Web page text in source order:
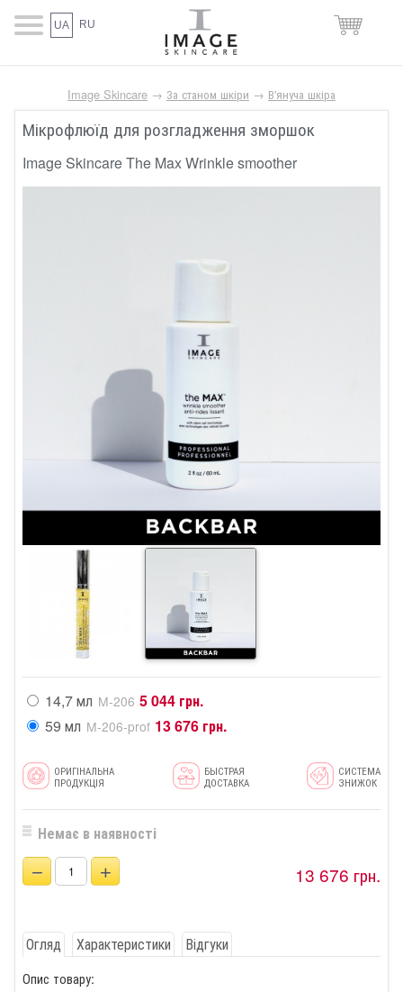
UA RU
Image Skincare → За станом шкіри → В'януча шкіра
Мікрофлюїд для розгладження зморшок
Image Skincare The Max Wrinkle smoother
14,7 мл M-206 5 044 грн.
59 мл M-206-prof 13 676 грн.
ОРИГІНАЛЬНА
ПРОДУКЦІЯ
БЫСТРАЯ
ДОСТАВКА
СИСТЕМА
ЗНИЖОК
Немає в наявності
− + 13 676 грн.
Огляд Характеристики Відгуки
Опис товару: